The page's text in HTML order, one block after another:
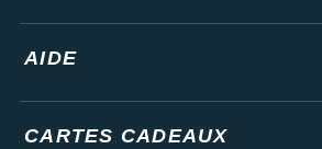
AIDE
CARTES CADEAUX